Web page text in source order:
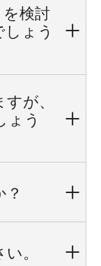
検討
ょう
が、
ょう
。